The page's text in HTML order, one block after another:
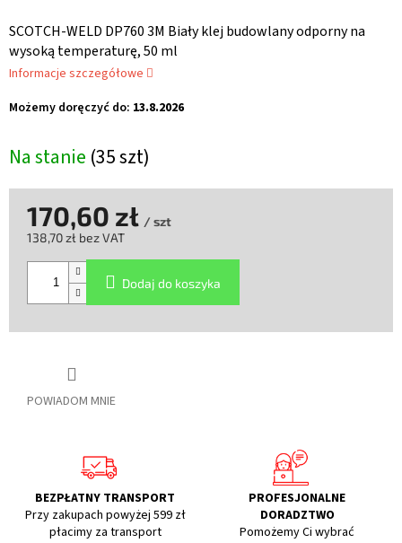
Na stanie (35 szt)
Możemy doręczyć do: 13.8.2026
SCOTCH-WELD DP760 3M Biały klej budowlany odporny na
wysoką temperaturę, 50 ml
Informacje szczegółowe
POWIADOM MNIE
170,60 zł / szt
138,70 zł bez VAT
jednostkowa:
Dodaj do koszyka
BEZPŁATNY TRANSPORT
Przy zakupach powyżej 599 zł
płacimy za transport
PROFESJONALNE
DORADZTWO
Pomożemy Ci wybrać